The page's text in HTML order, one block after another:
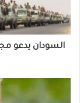
مليشيا
الدعم
السريع
السودان يدعو
رشان
اوشي